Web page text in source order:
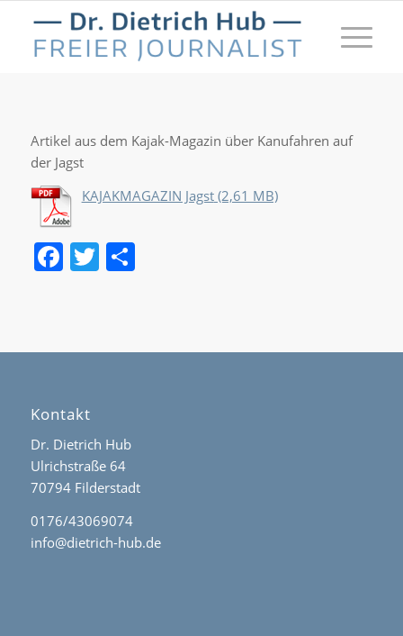
Artikel aus dem Kajak-Magazin über Kanufahren auf
der Jagst
KAJAKMAGAZIN Jagst
Facebook
Twitter
Teilen
Kontakt
Dr. Dietrich Hub
Ulrichstraße 64
70794 Filderstadt
0176/43069074
info@dietrich-hub.de